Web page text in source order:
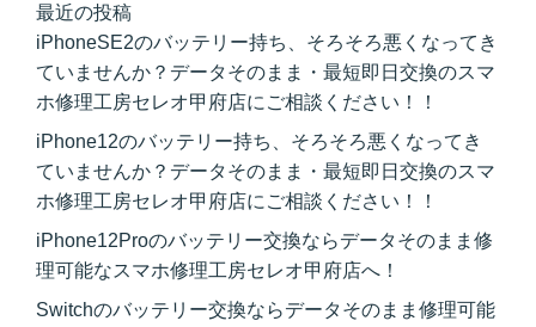
最近の投稿
iPhoneSE2のバッテリー持ち、そろそろ悪くなってき
ていませんか？データそのまま・最短即日交換のスマ
ホ修理工房セレオ甲府店にご相談ください！！
iPhone12のバッテリー持ち、そろそろ悪くなってき
ていませんか？データそのまま・最短即日交換のスマ
ホ修理工房セレオ甲府店にご相談ください！！
iPhone12Proのバッテリー交換ならデータそのまま修
理可能なスマホ修理工房セレオ甲府店へ！
Switchのバッテリー交換ならデータそのまま修理可能